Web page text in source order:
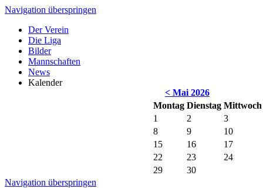
Navigation überspringen
Der Verein
Die Liga
Bilder
Mannschaften
News
Kalender
< Mai 2026
Montag Dienstag Mittwoch
1
2
3
8
9
10
15
16
17
22
23
24
29
30
Navigation überspringen